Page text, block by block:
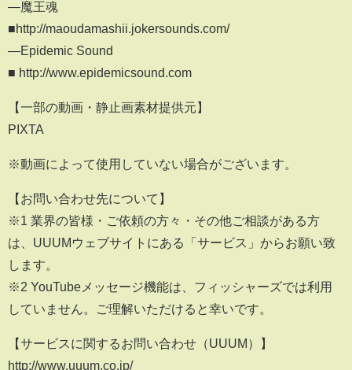
―魔王魂
■http://maoudamashii.jokersounds.com/
―Epidemic Sound
■ http://www.epidemicsound.com
【一部の動画・静止画素材提供元】
PIXTA
※動画によって使用していない場合がございます。
【お問い合わせ先について】
※1 業界の皆様・ご依頼の方々・その他ご相談がある方
は、UUUMウェブサイトにある「サービス」からお願い致
します。
※2 YouTubeメッセージ機能は、フィッシャーズでは利用
していません。ご理解いただけると幸いです。
【サービスに関するお問い合わせ（UUUM）】
http://www.uuum.co.jp/